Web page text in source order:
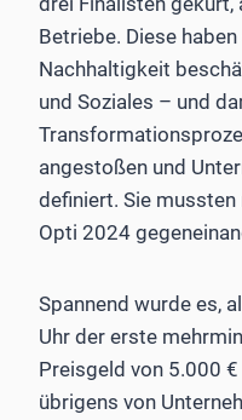
Betriebe. Diese
Nachhaltigkeit
und Soziales – und
angestoßen und
definiert. Sie
Opti 2024
Spannend wurde es,
Uhr der erste
Preisgeld von 5.000
übrigens von